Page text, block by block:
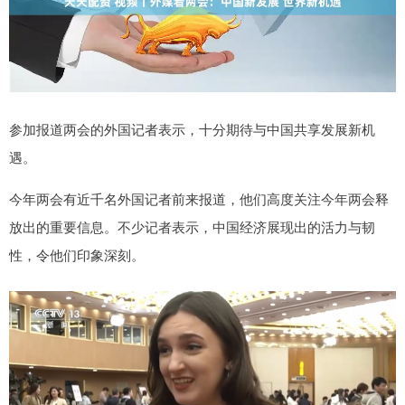
参加报道两会的外国记者表示，十分期待与中国共享发展新机
遇。
今年两会有近千名外国记者前来报道，他们高度关注今年两会释
放出的重要信息。不少记者表示，中国经济展现出的活力与韧
性，令他们印象深刻。